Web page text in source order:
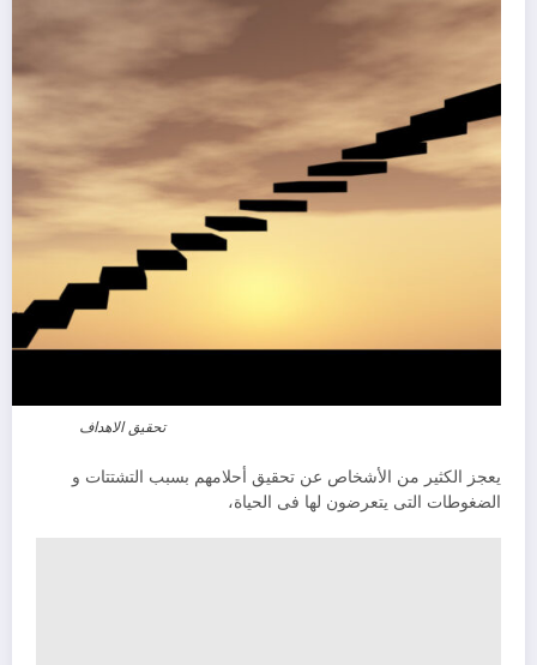
تحقيق الاهداف
يعجز الكثير من الأشخاص عن تحقيق أحلامهم بسبب التشتتات و
الضغوطات التى يتعرضون لها فى الحياة،